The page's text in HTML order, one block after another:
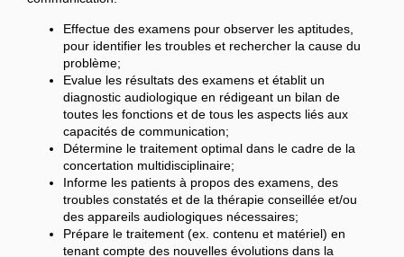
Effectue des examens pour observer les aptitudes,
pour identifier les troubles et rechercher la cause du
problème;
Evalue les résultats des examens et établit un
diagnostic audiologique en rédigeant un bilan de
toutes les fonctions et de tous les aspects liés aux
capacités de communication;
Détermine le traitement optimal dans le cadre de la
concertation multidisciplinaire;
Informe les patients à propos des examens, des
troubles constatés et de la thérapie conseillée et/ou
des appareils audiologiques nécessaires;
Prépare le traitement (ex. contenu et matériel) en
tenant compte des nouvelles évolutions dans la